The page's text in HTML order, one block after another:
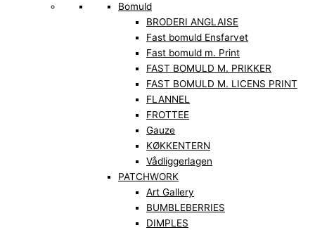
Bomuld
BRODERI ANGLAISE
Fast bomuld Ensfarvet
Fast bomuld m. Print
FAST BOMULD M. PRIKKER
FAST BOMULD M. LICENS PRINT
FLANNEL
FROTTEE
Gauze
KØKKENTERN
Vådliggerlagen
PATCHWORK
Art Gallery
BUMBLEBERRIES
DIMPLES